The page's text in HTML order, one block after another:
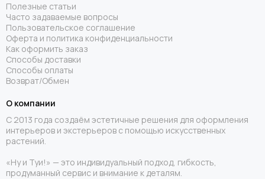
Полезные статьи
Часто задаваемые вопросы
Пользовательское соглашение
Оферта и политика конфиденциальности
Как оформить заказ
Способы доставки
Способы оплаты
Возврат/Обмен
О компании
С 2013 года создаём эстетичные решения для оформления
интерьеров и экстерьеров с помощью искусственных
растений.
«Ну и Туи!» — это индивидуальный подход, гибкость,
продуманный сервис и внимание к деталям.